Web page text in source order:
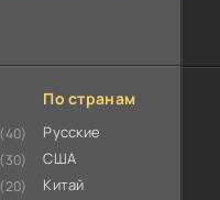
(40)
(30)
(20)
По странам
Русские
США
Китай